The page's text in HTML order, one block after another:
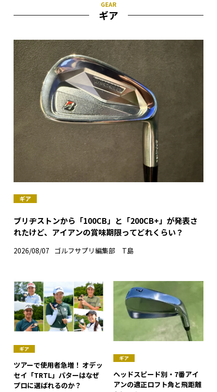
ギア
ギア
ブリヂストンから「100CB」と「200CB+」が発表さ
れたけど、アイアンの賞味期限ってどれくらい？
2026/08/07 ゴルフサプリ編集部 T島
ギア
ツアーで使用者急増！ オデッ
セイ「TRTL」パターはなぜ
プロに選ばれるのか？
ギア
ヘッドスピード別・7番アイ
アンの適正ロフト角と飛距離